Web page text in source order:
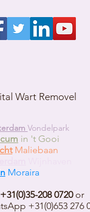
Wart Removel
Vondelpark
in 't Gooi
Maliebaan
Moraira
208 0720or
+31(0)653 276